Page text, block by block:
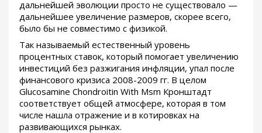
дальнейшей эволюции просто не существовало —
дальнейшее увеличение размеров, скорее всего,
было бы не совместимо с физикой.
Так называемый естественный уровень
процентных ставок, который помогает увеличению
инвестиций без разжигания инфляции, упал после
финансового кризиса 2008-2009 гг. В целом
Glucosamine Chondroitin With Msm Кронштадт
соответствует общей атмосфере, которая в том
числе нашла отражение и в котировках на
развивающихся рынках.